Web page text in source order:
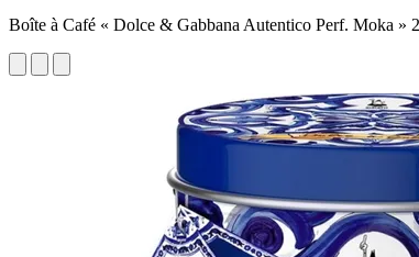
Boîte à Café « Dolce & Gabbana Autentico Perf. Moka »